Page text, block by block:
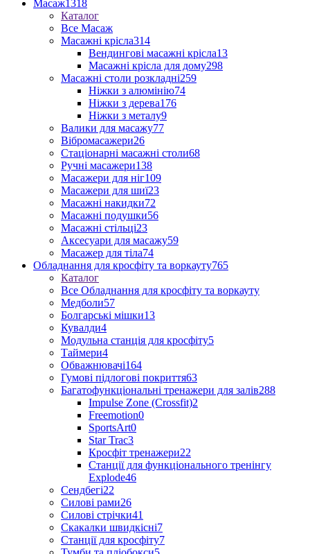
Масаж1318
Каталог
Все Масаж
Масажні крісла314
Вендингові масажні крісла13
Масажні крісла для дому298
Масажні столи розкладні259
Ніжки з алюмінію74
Ніжки з дерева176
Ніжки з металу9
Валики для масажу77
Вібромасажери26
Стаціонарні масажні столи68
Ручні масажери138
Масажери для ніг109
Масажери для шиї23
Масажні накидки72
Масажні подушки56
Масажні стільці23
Аксесуари для масажу59
Масажер для тіла74
Обладнання для кросфіту та воркауту765
Каталог
Все Обладнання для кросфіту та воркауту
Медболи57
Болгарські мішки13
Кувалди4
Модульна станція для кросфіту5
Таймери4
Обважнювачі164
Гумові підлогові покриття63
Багатофункціональні тренажери для залів288
Impulse Zone (Crossfit)2
Freemotion0
SportsArt0
Star Trac3
Кросфіт тренажери22
Станції для функціонального тренінгу
Explode46
Сендбегі22
Силові рами26
Силові стрічки41
Скакалки швидкісні7
Станції для кросфіту7